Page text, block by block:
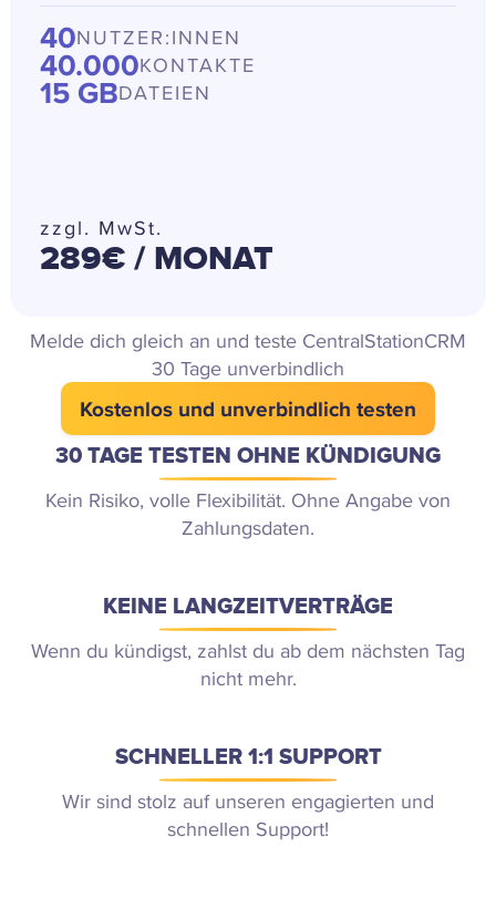
40NUTZER:INNEN
40.000KONTAKTE
15 GBDATEIEN
zzgl. MwSt.
289€ / MONAT
Melde dich gleich an und teste CentralStationCRM
30 Tage unverbindlich
Kostenlos und unverbindlich testen
30 TAGE TESTEN OHNE KÜNDIGUNG
Kein Risiko, volle Flexibilität. Ohne Angabe von
Zahlungsdaten.
KEINE LANGZEITVERTRÄGE
Wenn du kündigst, zahlst du ab dem nächsten Tag
nicht mehr.
SCHNELLER 1:1 SUPPORT
Wir sind stolz auf unseren engagierten und
schnellen Support!